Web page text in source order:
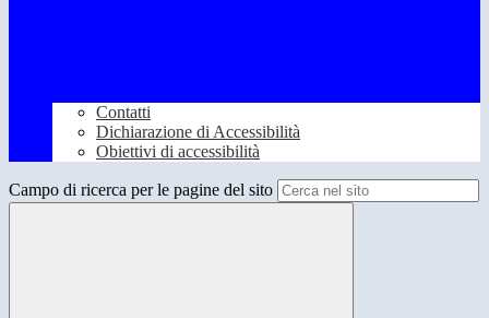
Contatti
Dichiarazione di Accessibilità
Obiettivi di accessibilità
Campo di ricerca per le pagine del sito